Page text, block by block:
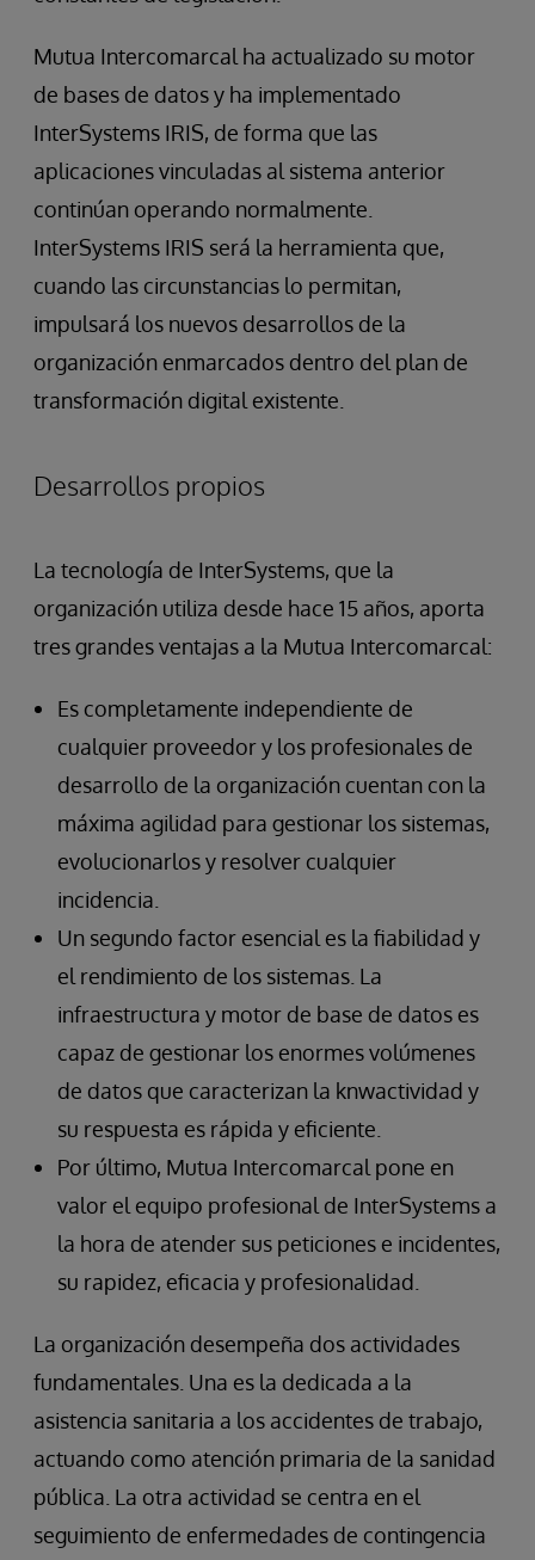
Mutua Intercomarcal ha actualizado su motor
de bases de datos y ha implementado
InterSystems IRIS, de forma que las
aplicaciones vinculadas al sistema anterior
continúan operando normalmente.
InterSystems IRIS será la herramienta que,
cuando las circunstancias lo permitan,
impulsará los nuevos desarrollos de la
organización enmarcados dentro del plan de
transformación digital existente.
Desarrollos propios
La tecnología de InterSystems, que la
organización utiliza desde hace 15 años, aporta
tres grandes ventajas a la Mutua Intercomarcal:
Es completamente independiente de
cualquier proveedor y los profesionales de
desarrollo de la organización cuentan con la
máxima agilidad para gestionar los sistemas,
evolucionarlos y resolver cualquier
incidencia.
Un segundo factor esencial es la fiabilidad y
el rendimiento de los sistemas. La
infraestructura y motor de base de datos es
capaz de gestionar los enormes volúmenes
de datos que caracterizan la knwactividad y
su respuesta es rápida y eficiente.
Por último, Mutua Intercomarcal pone en
valor el equipo profesional de InterSystems a
la hora de atender sus peticiones e incidentes,
su rapidez, eficacia y profesionalidad.
La organización desempeña dos actividades
fundamentales. Una es la dedicada a la
asistencia sanitaria a los accidentes de trabajo,
actuando como atención primaria de la sanidad
pública. La otra actividad se centra en el
seguimiento de enfermedades de contingencia